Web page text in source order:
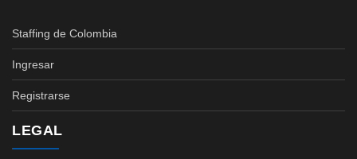
Staffing de Colombia
Ingresar
Registrarse
LEGAL